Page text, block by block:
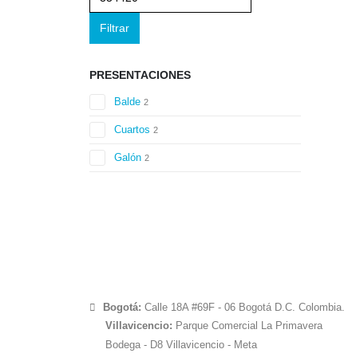
Filtrar
PRESENTACIONES
Balde 2
Cuartos 2
Galón 2
Bogotá: Calle 18A #69F - 06 Bogotá D.C. Colombia.
Villavicencio: Parque Comercial La Primavera
Bodega - D8 Villavicencio - Meta